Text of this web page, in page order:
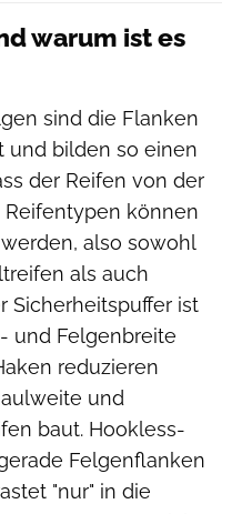
warum ist es
sind die Flanken
und bilden so einen
der Reifen von der
Reifentypen können
also sowohl
als auch
Sicherheitspuffer ist
und Felgenbreite
reduzieren
und
baut. Hookless-
Felgenflanken
"nur" in die